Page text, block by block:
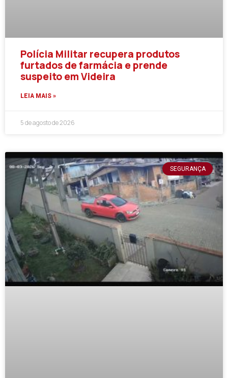
Polícia Militar recupera produtos
furtados de farmácia e prende
suspeito em Videira
LEIA MAIS »
5 de agosto de 2026
SEGURANÇA